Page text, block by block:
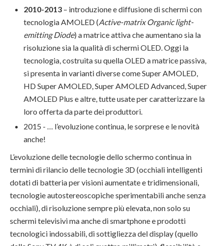
2010-2013 – introduzione e diffusione di schermi con
tecnologia AMOLED (Active-matrix Organic light-
emitting Diode) a matrice attiva che aumentano sia la
risoluzione sia la qualità di schermi OLED. Oggi la
tecnologia, costruita su quella OLED a matrice passiva,
si presenta in varianti diverse come Super AMOLED,
HD Super AMOLED, Super AMOLED Advanced, Super
AMOLED Plus e altre, tutte usate per caratterizzare la
loro offerta da parte dei produttori.
2015 - … l’evoluzione continua, le sorprese e le novità
anche!
L’evoluzione delle tecnologie dello schermo continua in
termini di rilancio delle tecnologie 3D (occhiali intelligenti
dotati di batteria per visioni aumentate e tridimensionali,
tecnologie autostereoscopiche sperimentabili anche senza
occhiali), di risoluzione sempre più elevata, non solo su
schermi televisivi ma anche di smartphone e prodotti
tecnologici indossabili, di sottigliezza del display (quello